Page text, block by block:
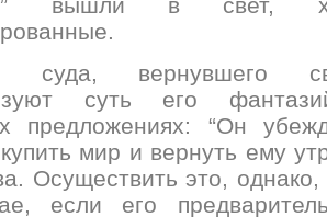
суда, вернувшего
суть его
предложениях: “Он
мир и вернуть ему
Осуществить это,
если его